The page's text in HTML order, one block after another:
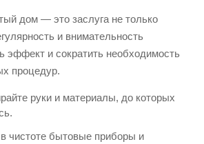
дом — это заслуга не только
и внимательность
эффект и сократить необходимость
процедур.
руки и материалы, до которых
чистоте бытовые приборы и